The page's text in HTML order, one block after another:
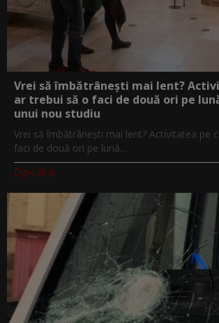
Vrei să îmbătrânești mai lent?
ar trebui să o faci de două ori pe
unui nou studiu
Vrei să îmbătrânești mai lent? Activitatea pe
faci de două ori pe lună...
Digi-Life.tv